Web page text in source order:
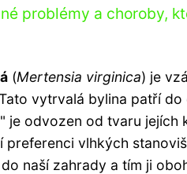
problémy a choroby,
(Mertensia virginica) je
vytrvalá bylina patří
je odvozen od tvaru
preferenci vlhkých
naší zahrady a tím ji